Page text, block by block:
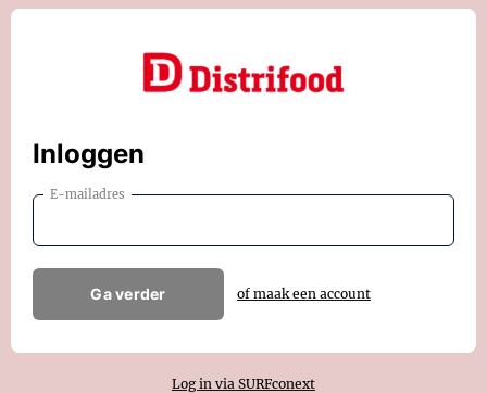
Inloggen
E-mailadres
Ga verder of maak een account
Log in via SURFconext